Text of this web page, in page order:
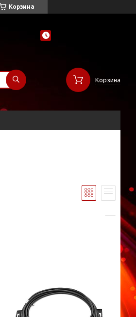
Корзина
Корзина